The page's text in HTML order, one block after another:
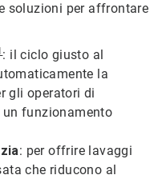
soluzioni per affrontare
: il ciclo giusto al
la
gli operatori di
un funzionamento
: per offrire lavaggi
che riducono al